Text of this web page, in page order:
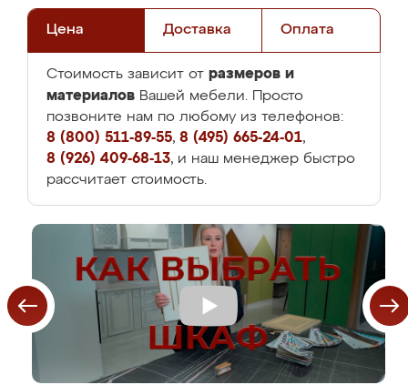
Цена Доставка Оплата
Стоимость зависит от размеров и
материалов Вашей мебели. Просто
позвоните нам по любому из телефонов:
8 (800) 511-89-55, 8 (495) 665-24-01,
8 (926) 409-68-13, и наш менеджер быстро
рассчитает стоимость.